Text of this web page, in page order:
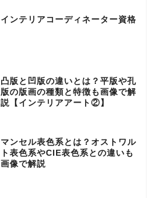
インテリアコーディネーター資格
凸版と凹版の違いとは？平版や孔
版の版画の種類と特徴も画像で解
説【インテリアアート②】
マンセル表色系とは？オストワル
ト表色系やCIE表色系との違いも
画像で解説